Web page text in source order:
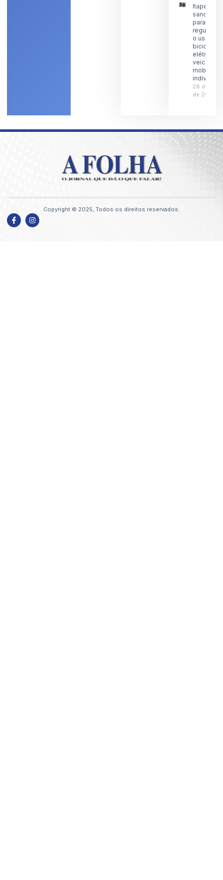
Itaperuna
sanciona
para
o uso de
bicicletas
elétricas
veículos
individual
28 de
de 2026
Copyright © 2025, Todos os direitos reservados.